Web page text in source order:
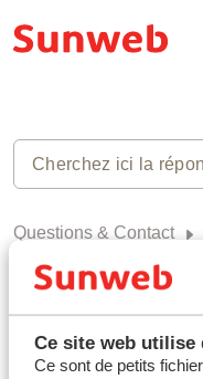
Ce site web utilise
Ce sont de petits
Questions & Contact
À bord (0)